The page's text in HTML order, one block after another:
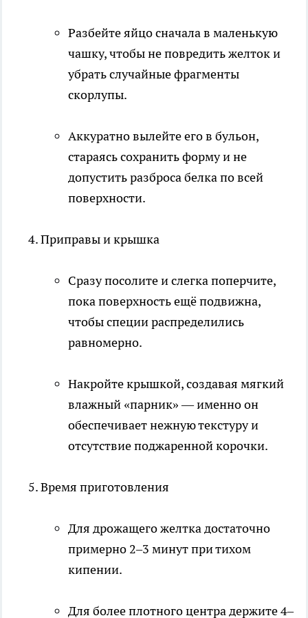
Разбейте яйцо сначала в маленькую
чашку, чтобы не повредить желток и
убрать случайные фрагменты
скорлупы.​
Аккуратно вылейте его в бульон,
стараясь сохранить форму и не
допустить разброса белка по всей
поверхности.
Приправы и крышка
Сразу посолите и слегка поперчите,
пока поверхность ещё подвижна,
чтобы специи распределились
равномерно.​
Накройте крышкой, создавая мягкий
влажный «парник» — именно он
обеспечивает нежную текстуру и
отсутствие поджаренной корочки.
Время приготовления
Для дрожащего желтка достаточно
примерно 2–3 минут при тихом
кипении.​
Для более плотного центра держите 4–